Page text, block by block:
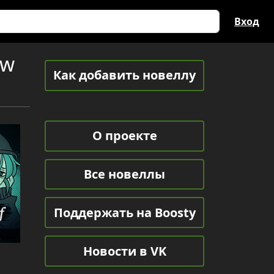
Вход
Как добавить новеллу
О проекте
Все новеллы
Поддержать на Boosty
Новости в VK